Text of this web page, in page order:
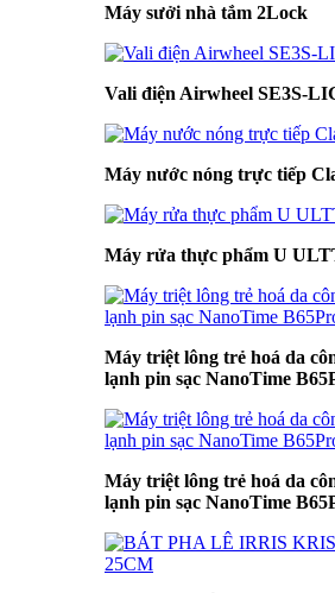
Máy sưởi nhà tắm 2Lock
Vali điện Airwheel SE3S-
Máy nước nóng trực tiếp
Máy rửa thực phẩm U
Máy triệt lông trẻ hoá da
lạnh pin sạc NanoTime
Máy triệt lông trẻ hoá da
lạnh pin sạc NanoTime